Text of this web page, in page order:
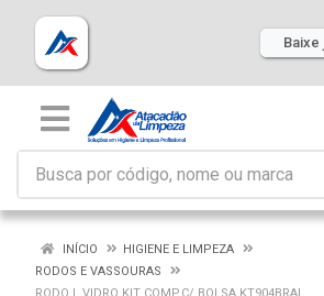
Baixe
INÍCIO
HIGIENE E LIMPEZA
RODOS E VASSOURAS